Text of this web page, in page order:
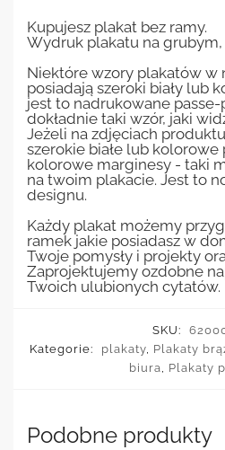
Kupujesz plakat bez ramy.
Wydruk plakatu na
Niektóre wzory plakatów w
posiadają szeroki biały lub
jest to nadrukowane
dokładnie taki wzór, jaki
Jeżeli na zdjęciach
szerokie białe lub kolorowe
kolorowe marginesy - taki
na twoim plakacie. Jest to
designu.
Każdy plakat możemy
ramek jakie posiadasz w
Twoje pomysły i projekty
Zaprojektujemy ozdobne
Twoich ulubionych cytatów.
SKU:
Kategorie:
plakaty, Plakaty
biura, Plakaty
Podobne produkty